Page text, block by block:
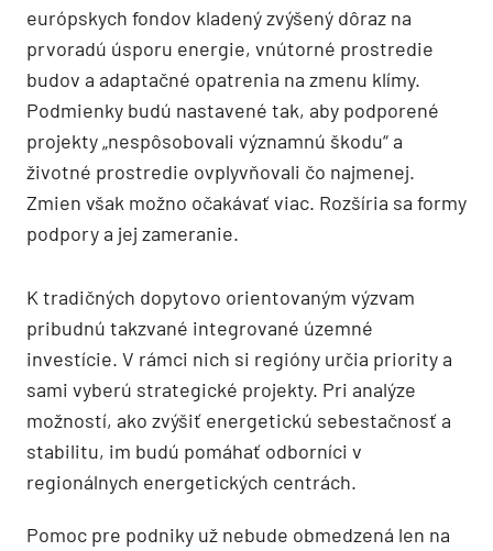
európskych fondov kladený zvýšený dôraz na
prvoradú úsporu energie, vnútorné prostredie
budov a adaptačné opatrenia na zmenu klímy.
Podmienky budú nastavené tak, aby podporené
projekty „nespôsobovali významnú škodu“ a
životné prostredie ovplyvňovali čo najmenej.
Zmien však možno očakávať viac. Rozšíria sa formy
podpory a jej zameranie.
K tradičných dopytovo orientovaným výzvam
pribudnú takzvané integrované územné
investície. V rámci nich si regióny určia priority a
sami vyberú strategické projekty. Pri analýze
možností, ako zvýšiť energetickú sebestačnosť a
stabilitu, im budú pomáhať odborníci v
regionálnych energetických centrách.
Pomoc pre podniky už nebude obmedzená len na